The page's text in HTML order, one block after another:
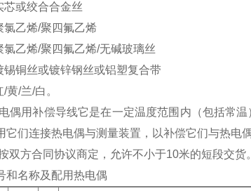
芯或绞合合金丝
氯乙烯/聚四氟乙烯
氯乙烯/聚四氟乙烯/无碱玻璃丝
锡铜丝或镀锌钢丝或铝塑复合带
黄/兰/白。
偶用补偿导线它是在一定温度范围内（包括常
它们连接热电偶与测量装置，以补偿它们与热电
双方合同协议商定，允许不小于10米的短段交货
和名称及配用热电偶